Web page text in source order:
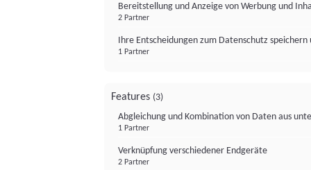
Bereitstellung und Anzeige von Werbung und
2 Partner
Ihre Entscheidungen zum Datenschutz
1 Partner
Features (3)
Abgleichung und Kombination von Daten aus
1 Partner
Verknüpfung verschiedener Endgeräte
2 Partner